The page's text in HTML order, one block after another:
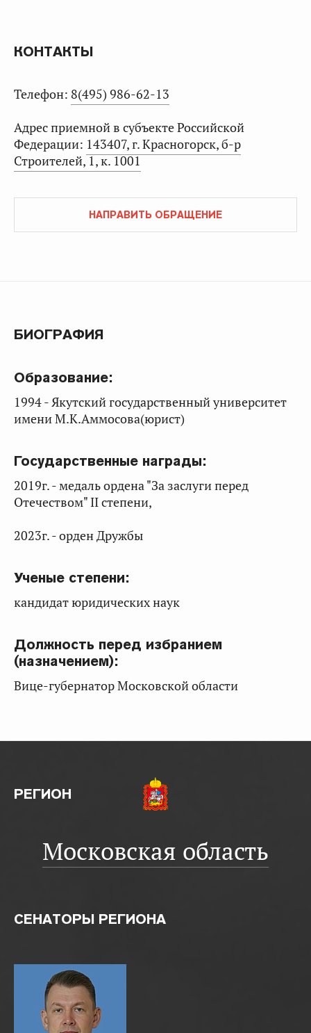
КОНТАКТЫ
Телефон: 8(495) 986-62-13
Адрес приемной в субъекте Российской
Федерации: 143407, г. Красногорск, б-р
Строителей, 1, к. 1001
НАПРАВИТЬ ОБРАЩЕНИЕ
БИОГРАФИЯ
Образование:
1994 - Якутский государственный университет
имени М.К.Аммосова(юрист)
Государственные награды:
2019г. - медаль ордена "За заслуги перед
Отечеством" II степени,
2023г. - орден Дружбы
Ученые степени:
кандидат юридических наук
Должность перед избранием
(назначением):
Вице-губернатор Московской области
РЕГИОН
Московская область
СЕНАТОРЫ РЕГИОНА